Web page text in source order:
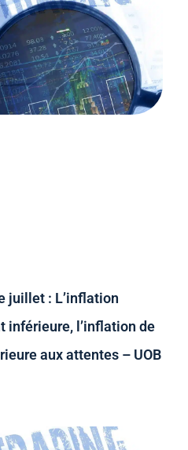
juillet : L’inflation
inférieure, l’inflation de
aux attentes – UOB